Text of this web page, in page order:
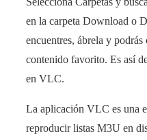
en la carpeta Download o
encuentres, ábrela y
contenido favorito. Es así
en VLC.
La aplicación VLC es una
reproducir listas M3U en